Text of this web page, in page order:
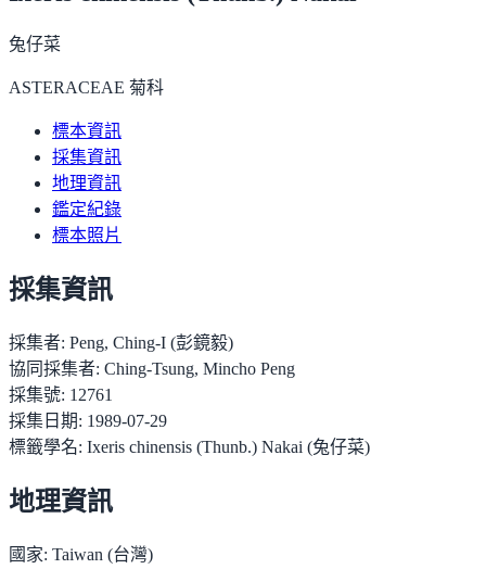
兔仔菜
ASTERACEAE 菊科
標本資訊
採集資訊
地理資訊
鑑定紀錄
標本照片
採集資訊
採集者: Peng, Ching-I (彭鏡毅)
協同採集者: Ching-Tsung, Mincho Peng
採集號: 12761
採集日期: 1989-07-29
標籤學名: Ixeris chinensis (Thunb.) Nakai (兔仔菜)
地理資訊
國家: Taiwan (台灣)